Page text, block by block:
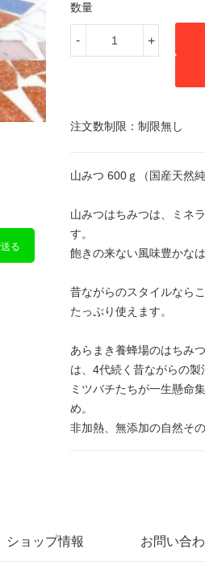
る
数量
- +
注文数制限：制限無し
山みつ 600ｇ（国産天然純
山みつはちみつは、ミネ
す。
飽きの来ない風味豊かなは
昔ながらのスタイルならこ
たっぷり使えます。
あらまき養蜂場のはちみ
は、4代続く昔ながらの製
ミツバチたちが一生懸命
め。
非加熱、無添加の自然そ
ショップ情報 お問い合